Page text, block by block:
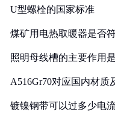
U型螺栓的国家标准
煤矿用电热取暖器是否
照明母线槽的主要作用
A516Gr70对应国内材质
镀镍钢带可以过多少电